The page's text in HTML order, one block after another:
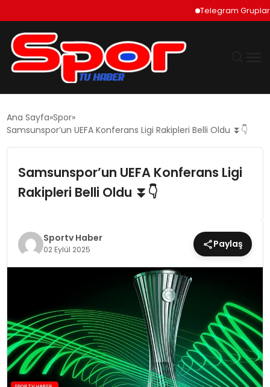
Telegram Grupları
EKONOMI
SIYASET
TEKNOLOJI
EĞITIM
SPOR
YAŞAM
Ana Sayfa Spor
Samsunspor’un UEFA Konferans Ligi Rakipleri Belli Oldu ⏬👇
Samsunspor’un UEFA Konferans Ligi
Rakipleri Belli Oldu ⏬👇
Sportv Haber
02 Eylül 2025 Paylaş